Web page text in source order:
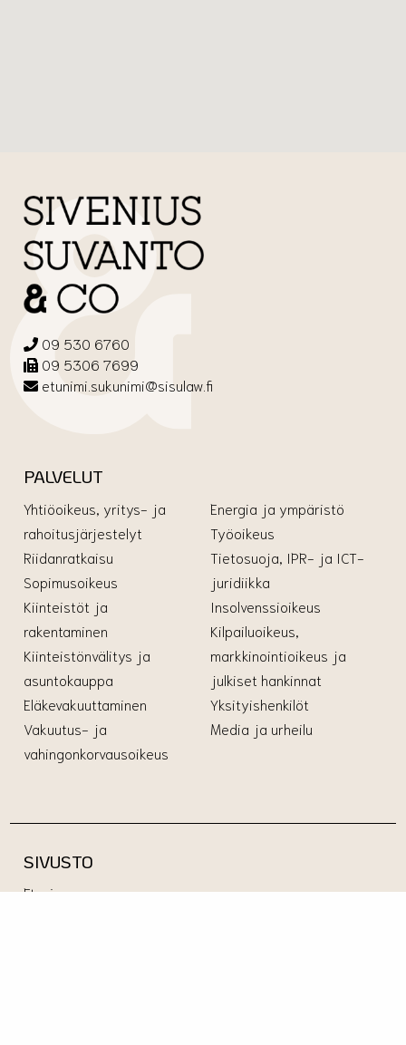
09 530 6760
09 5306 7699
etunimi.sukunimi@sisulaw.fi
PALVELUT
Yhtiöoikeus, yritys- ja
rahoitusjärjestelyt
Riidanratkaisu
Sopimusoikeus
Kiinteistöt ja
rakentaminen
Kiinteistönvälitys ja
asuntokauppa
Eläkevakuuttaminen
Vakuutus- ja
vahingonkorvausoikeus
Energia ja ympäristö
Työoikeus
Tietosuoja, IPR- ja ICT-
juridiikka
Insolvenssioikeus
Kilpailuoikeus,
markkinointioikeus ja
julkiset hankinnat
Yksityishenkilöt
Media ja urheilu
SIVUSTO
Etusivu